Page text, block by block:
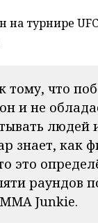
на турнире
тому, что
и не
людей
знает, как
это
раундов
Junkie.